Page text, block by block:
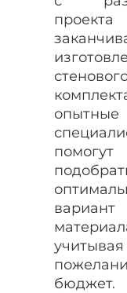
опытные
вариант
бюджет.